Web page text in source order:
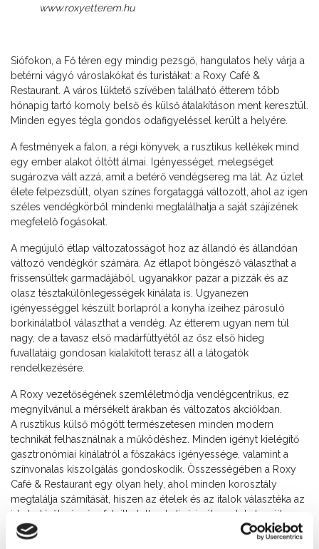
www.roxyetterem.hu
Siófokon, a Fő téren egy mindig pezsgő, hangulatos hely várja a
betérni vágyó városlakókat és turistákat: a Roxy Café &
Restaurant. A város lüktető szívében található étterem több
hónapig tartó komoly belső és külső átalakításon ment keresztül.
Minden egyes tégla gondos odafigyeléssel került a helyére.
A festmények a falon, a régi könyvek, a rusztikus kellékek mind
egy ember alakot öltött álmai. Igényességet, melegséget
sugározva vált azzá, amit a betérő vendégsereg ma lát. Az üzlet
élete felpezsdült, olyan színes forgataggá változott, ahol az igen
széles vendégkörből mindenki megtalálhatja a saját szájízének
megfelelő fogásokat.
A megújuló étlap változatosságot hoz az állandó és állandóan
változó vendégkör számára. Az étlapot böngésző választhat a
frissensültek garmadájából, ugyanakkor pazar a pizzák és az
olasz tésztakülönlegességek kínálata is. Ugyanezen
igényességgel készült borlapról a konyha ízeihez párosuló
borkínálatból választhat a vendég. Az étterem ugyan nem túl
nagy, de a tavasz első madárfüttyétől az ősz első hideg
fuvallatáig gondosan kialakított terasz áll a látogatók
rendelkezésére.
A Roxy vezetőségének szemléletmódja vendégcentrikus, ez
megnyilvánul a mérsékelt árakban és változatos akciókban.
A rusztikus külső mögött természetesen minden modern
technikát felhasználnak a működéshez. Minden igényt kielégítő
gasztronómiai kínálatról a főszakács igényessége, valamint a
színvonalas kiszolgálás gondoskodik. Összességében a Roxy
Café & Restaurant egy olyan hely, ahol minden korosztály
megtalálja számítását, hiszen az ételek és az italok választéka az
ide betérők részére felejthetetlen kulináris élvezeteket nyújt.